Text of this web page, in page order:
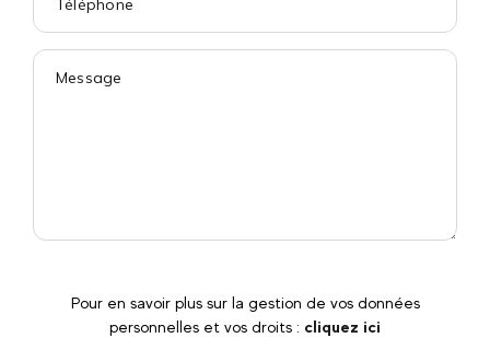
Pour en savoir plus sur la gestion de vos données
personnelles et vos droits : cliquez ici